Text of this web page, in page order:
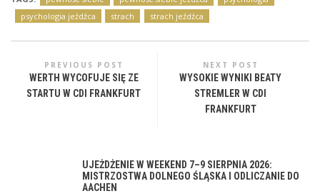
psychologia jeźdźca
strach strach jeźdźca
PREVIOUS POST
WERTH WYCOFUJE SIĘ ZE
STARTU W CDI FRANKFURT
NEXT POST
WYSOKIE WYNIKI BEATY
STREMLER W CDI
FRANKFURT
UJEŻDŻENIE W WEEKEND 7–9 SIERPNIA 2026:
MISTRZOSTWA DOLNEGO ŚLĄSKA I ODLICZANIE DO
AACHEN